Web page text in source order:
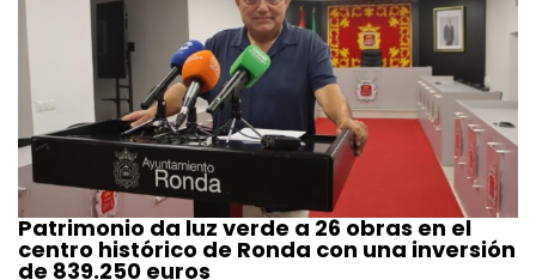
Patrimonio da luz verde a 26 obras en el
centro histórico de Ronda con una inversión
de 839.250 euros